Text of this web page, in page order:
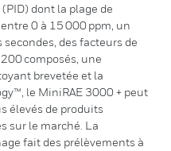
dont la plage de
0 à 15 000 ppm, un
des facteurs de
composés, une
brevetée et la
le MiniRAE 3000 + peut
élevés de produits
sur le marché. La
fait des prélèvements à